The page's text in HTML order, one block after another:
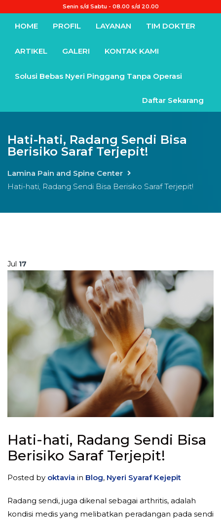
Senin s/d Sabtu - 08.00 s/d 20.00
HOME PROFIL LAYANAN TIM DOKTER
ARTIKEL GALERI KONTAK KAMI
Solusi Bebas Nyeri Pinggang Tanpa Operasi
Daftar Sekarang
Hati-hati, Radang Sendi Bisa
Berisiko Saraf Terjepit!
Lamina Pain and Spine Center
Hati-hati, Radang Sendi Bisa Berisiko Saraf Terjepit!
Jul 17
Hati-hati, Radang Sendi Bisa
Berisiko Saraf Terjepit!
Posted by oktavia in Blog, Nyeri Syaraf Kejepit
Radang sendi, juga dikenal sebagai arthritis, adalah
kondisi medis yang melibatkan peradangan pada sendi